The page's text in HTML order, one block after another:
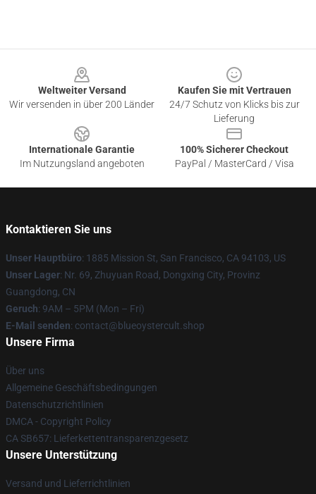
Weltweiter Versand
Wir versenden in über 200 Länder
Kaufen Sie mit Vertrauen
24/7 Schutz von Klicks bis zur
Lieferung
Internationale Garantie
Im Nutzungsland angeboten
100% Sicherer Checkout
PayPal / MasterCard / Visa
Kontaktieren Sie uns
Unser Hauptbüro: 1885 Mission St, San Francisco, CA 94103, US
Unser Lager: Nr. 69, Zhuyuan Road, Dongxing City, Provinz
Guangdong, CN
Geruch: 9AM – 5PM (Mon – Fri)
E-Mail senden: contact@blueoystercult.shop
Unsere Firma
Über uns
Allgemeine Geschäftsbedingungen
Datenschutzrichtlinien
DMCA - Copyright Policy
CA SB657: Lieferkettentransparenzgesetz
Unsere Unterstützung
Versand und Lieferrichtlinien